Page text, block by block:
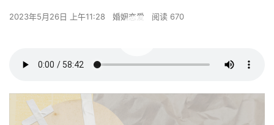
2023年5月26日 上午11:28 婚姻恋爱 阅读 670